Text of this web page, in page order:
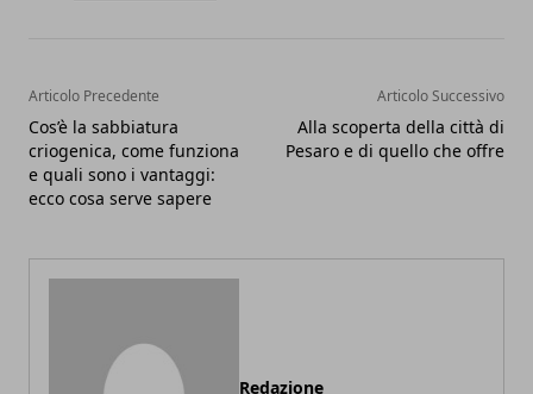
Articolo Precedente
Cos’è la sabbiatura
criogenica, come funziona
e quali sono i vantaggi:
ecco cosa serve sapere
Articolo Successivo
Alla scoperta della città di
Pesaro e di quello che offre
Redazione